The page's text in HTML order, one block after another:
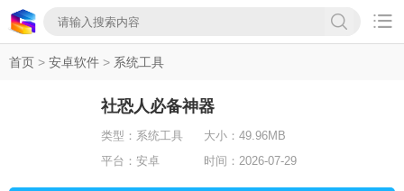

首页 > 安卓软件 > 系统工具
社恐人必备神器
类型： 系统工具 大小： 49.96MB
平台： 安卓 时间： 2026-07-29